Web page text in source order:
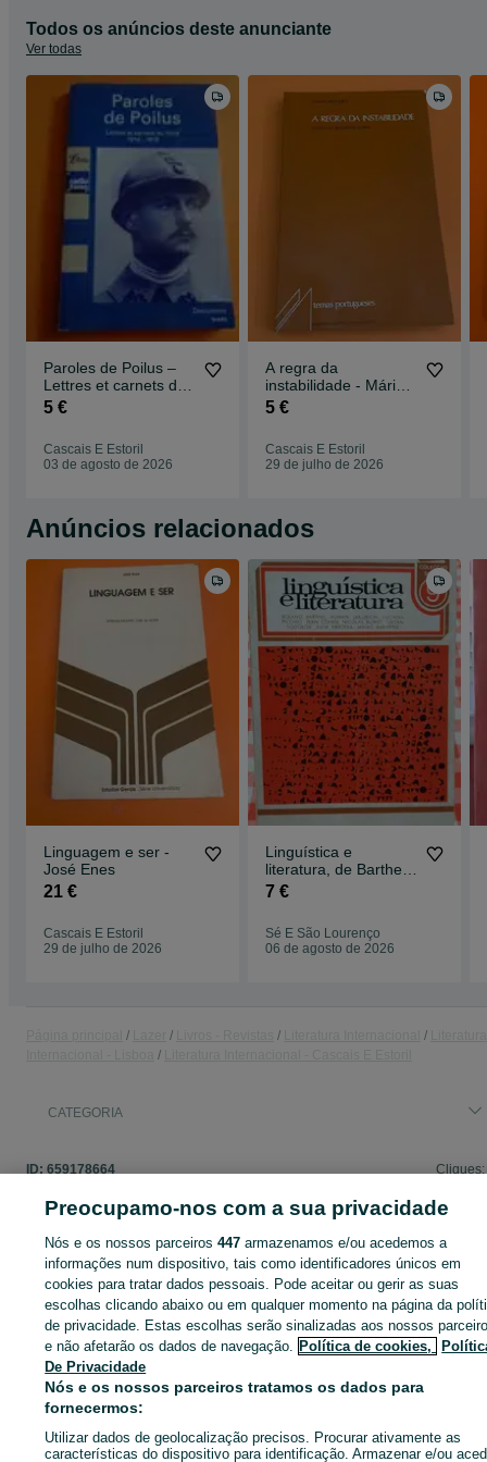
Todos os anúncios deste anunciante
Ver todas
Paroles de Poilus –
Lettres et carnets du
front(Cartas primeira
5 €
Cascais E Estoril
03 de agosto de 2026
A regra da
instabilidade - Mário
Mesquita
5 €
Cascais E Estoril
29 de julho de 2026
Anúncios relacionados
Linguagem e ser -
José Enes
21 €
Cascais E Estoril
29 de julho de 2026
Linguística e
literatura, de Barthes,
Jakobson, Picchio,
7 €
Sé E São Lourenço
06 de agosto de 2026
CATEGORIA
ID: 659178664 Cliques:
Entra na tua conta OLX ou cria uma nova para contactares
anunciante
Entrar ou criar conta
Preocupamo-nos com a sua privacidade
Nós e os nossos parceiros447 armazenamos e/ou acedemos a
informações num dispositivo, tais como identificadores únicos em
cookies para tratar dados pessoais. Pode aceitar ou gerir as suas
escolhas clicando abaixo ou em qualquer momento na página da
de privacidade. Estas escolhas serão sinalizadas aos nossos
e não afetarão os dados de navegação. Política de cookies,
De Privacidade
Nós e os nossos parceiros tratamos os dados para
fornecermos:
Utilizar dados de geolocalização precisos. Procurar ativamente as
características do dispositivo para identificação. Armazenar e/ou